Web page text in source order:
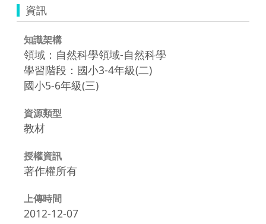
資訊
知識架構
領域：自然科學領域-自然科學
學習階段：國小3-4年級(二)
國小5-6年級(三)
資源類型
教材
授權資訊
著作權所有
上傳時間
2012-12-07